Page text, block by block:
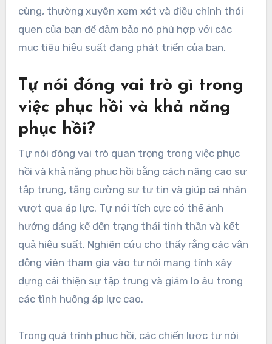
cùng, thường xuyên xem xét và điều chỉnh thói
quen của bạn để đảm bảo nó phù hợp với các
mục tiêu hiệu suất đang phát triển của bạn.
Tự nói đóng vai trò gì trong
việc phục hồi và khả năng
phục hồi?
Tự nói đóng vai trò quan trọng trong việc phục
hồi và khả năng phục hồi bằng cách nâng cao sự
tập trung, tăng cường sự tự tin và giúp cá nhân
vượt qua áp lực. Tự nói tích cực có thể ảnh
hưởng đáng kể đến trạng thái tinh thần và kết
quả hiệu suất. Nghiên cứu cho thấy rằng các vận
động viên tham gia vào tự nói mang tính xây
dựng cải thiện sự tập trung và giảm lo âu trong
các tình huống áp lực cao.
Trong quá trình phục hồi, các chiến lược tự nói